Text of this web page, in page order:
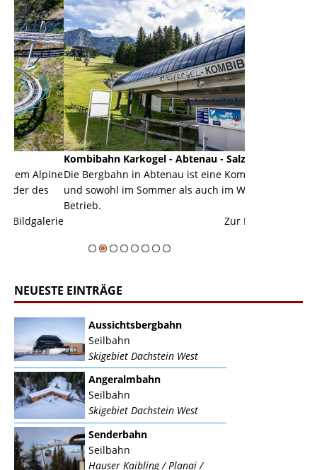
Kombibahn Karkogel - Abtenau - Salzburg
Die Bergbahn in Abtenau ist eine Kombibahn
und sowohl im Sommer als auch im Winter in
Zur Bildgalerie
NEUESTE EINTRÄGE
Aussichtsbergbahn
Seilbahn
Skigebiet Dachstein West
Angeralmbahn
Seilbahn
Skigebiet Dachstein West
Senderbahn
Seilbahn
Hauser Kaibling / Planai /